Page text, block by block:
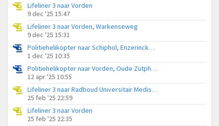
Lifeliner 3 naar Vorden
9 dec '25 15:47
Lifeliner 3 naar Vorden, Warkenseweg
9 dec '25 15:31
Politiehelikopter naar Schiphol, Enzerinckweg
1 dec '25 10:35
Politiehelikopter naar Vorden, Oude Zutphenseweg
12 apr '25 10:55
Lifeliner 3 naar Radboud Universitair Medisch Centrum, Almenseweg
25 feb '25 22:59
Lifeliner 3 naar Vorden
25 feb '25 22:35